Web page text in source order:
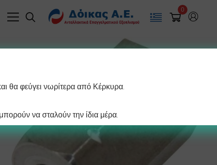
0
θα φεύγει νωρίτερα από Κέρκυρα.
να σταλούν την ίδια μέρα.